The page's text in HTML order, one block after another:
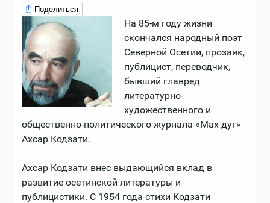
Поделиться
На 85-м году жизни
скончался народный поэт
Северной Осетии, прозаик,
публицист, переводчик,
бывший главред
литературно-
художественного и
общественно-политического журнала «Мах дуг»
Ахсар Кодзати.
Ахсар Кодзати внес выдающийся вклад в
развитие осетинской литературы и
публицистики. С 1954 года стихи Кодзати